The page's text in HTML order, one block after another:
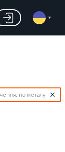
Призначення: по металу